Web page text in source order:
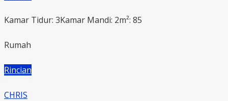
Kamar Tidur: 3Kamar Mandi: 2m²: 85
Rumah
Rincian
CHRIS